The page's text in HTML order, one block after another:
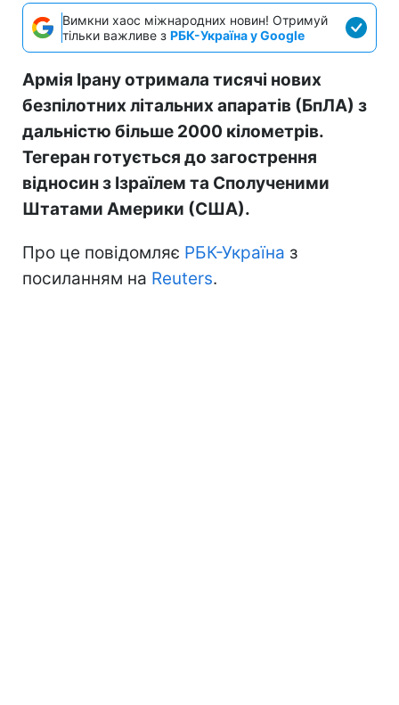
Вимкни хаос міжнародних новин! Отримуй
тільки важливе з РБК-Україна у Google
Армія Ірану отримала тисячі нових
безпілотних літальних апаратів (БпЛА) з
дальністю більше 2000 кілометрів.
Тегеран готується до загострення
відносин з Ізраїлем та Сполученими
Штатами Америки (США).
Про це повідомляє РБК-Україна з
посиланням на Reuters.